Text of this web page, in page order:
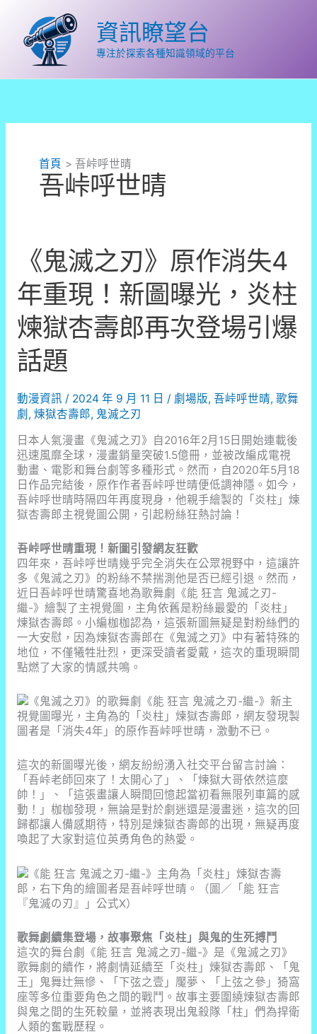
容
資訊瞭望台
專注於探索各種知識領域的平台
首頁 吾峠呼世晴
吾峠呼世晴
《鬼滅之刃》原作消失4
年重現！新圖曝光，炎柱
煉獄杏壽郎再次登場引爆
話題
動漫資訊 / 2024 年 9 月 11 日 / 劇場版, 吾峠呼世晴, 歌舞
劇 , 煉獄杏壽郎, 鬼滅之刃
日本人氣漫畫《鬼滅之刃》自2016年2月15日開始連載後
迅速風靡全球，漫畫銷量突破1.5億冊，並被改編成電視
動畫、電影和舞台劇等多種形式。然而，自2020年5月18
日作品完結後，原作作者吾峠呼世晴便低調神隱。如今，
吾峠呼世晴時隔四年再度現身，他親手繪製的「炎柱」煉
獄杏壽郎主視覺圖公開，引起粉絲狂熱討論！
吾峠呼世晴重現！新圖引發網友狂歡
四年來，吾峠呼世晴幾乎完全消失在公眾視野中，這讓許
多《鬼滅之刃》的粉絲不禁揣測他是否已經引退。然而，
近日吾峠呼世晴驚喜地為歌舞劇《能 狂言 鬼滅之刃-
繼-》繪製了主視覺圖，主角依舊是粉絲最愛的「炎柱」
煉獄杏壽郎。小編枷枷認為，這張新圖無疑是對粉絲們的
一大安慰，因為煉獄杏壽郎在《鬼滅之刃》中有著特殊的
地位，不僅犧牲壯烈，更深受讀者愛戴，這次的重現瞬間
點燃了大家的情感共鳴。
這次的新圖曝光後，網友紛紛湧入社交平台留言討論：
「吾峠老師回來了！太開心了」、「煉獄大哥依然這麼
帥！」、「這張畫讓人瞬間回憶起當初看無限列車篇的感
動！」枷枷發現，無論是對於劇迷還是漫畫迷，這次的回
歸都讓人備感期待，特別是煉獄杏壽郎的出現，無疑再度
喚起了大家對這位英勇角色的熱愛。
歌舞劇續集登場，故事聚焦「炎柱」與鬼的生死搏鬥
這次的舞台劇《能 狂言 鬼滅之刃-繼-》是《鬼滅之刃》
歌舞劇的續作，將劇情延續至「炎柱」煉獄杏壽郎、「鬼
王」鬼舞辻無慘、「下弦之壹」魘夢、「上弦之參」猗窩
座等多位重要角色之間的戰鬥。故事主要圍繞煉獄杏壽郎
與鬼之間的生死較量，並將表現出鬼殺隊「柱」們為捍衛
人類的奮戰歷程。